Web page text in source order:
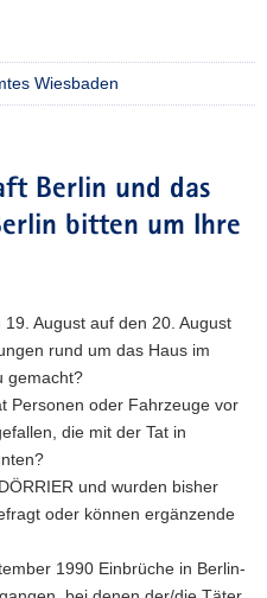
Wiesbaden
Berlin und das
bitten um Ihre
August auf den 20. August
rund um das Haus im
gemacht?
Personen oder Fahrzeuge vor
die mit der Tat in
und wurden bisher
oder können ergänzende
1990 Einbrüche in Berlin-